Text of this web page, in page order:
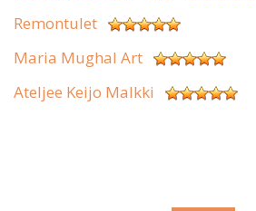
Remontulet
Maria Mughal Art
Ateljee Keijo Malkki